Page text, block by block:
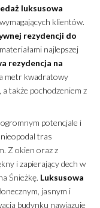
luksusowa
klientów.
rezydencji do
najlepszej
rezydencja na
metr kwadratowy
także pochodzeniem z
potencjale i
tras
Z okien oraz z
i zapierający dech w
Śnieżkę. Luksusowa
jasnym i
budynku nawiązuje